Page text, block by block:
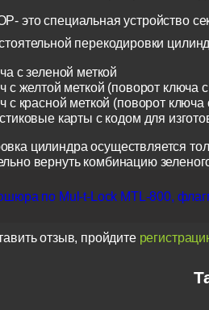
это специальная устройство
перекодировки
с зеленой меткой
с желтой меткой (поворот ключа
с красной меткой (поворот
карты с кодом для
цилиндра осуществляется
вернуть комбинацию
по Mul-t-Lock MTL-800,
отзыв, пройдите